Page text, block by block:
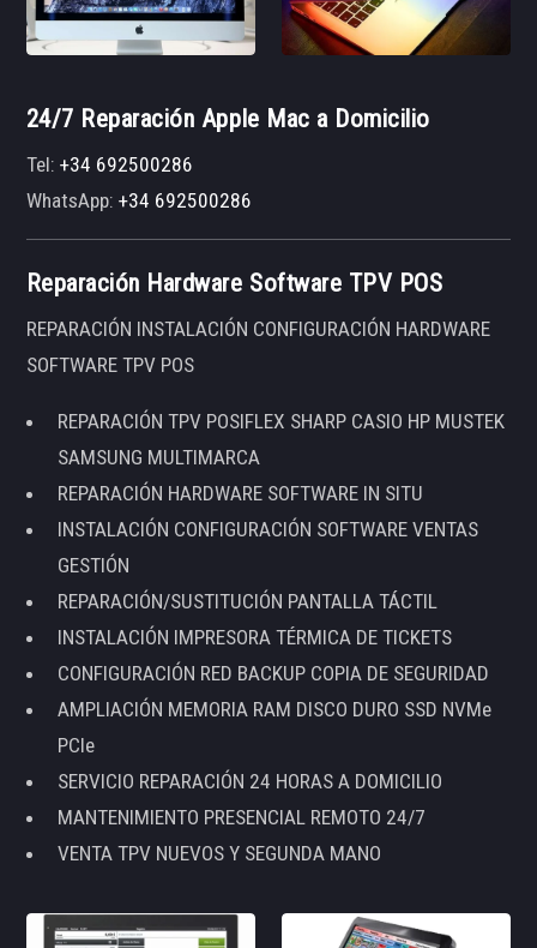
24/7 Reparación Apple Mac a Domicilio
Tel:+34 692500286
WhatsApp:+34 692500286
Reparación Hardware Software TPV POS
REPARACIÓN INSTALACIÓN CONFIGURACIÓN HARDWARE
SOFTWARE TPV POS
REPARACIÓN TPV POSIFLEX SHARP CASIO HP MUSTEK
SAMSUNG MULTIMARCA
REPARACIÓN HARDWARE SOFTWARE IN SITU
INSTALACIÓN CONFIGURACIÓN SOFTWARE VENTAS
GESTIÓN
REPARACIÓN/SUSTITUCIÓN PANTALLA TÁCTIL
INSTALACIÓN IMPRESORA TÉRMICA DE TICKETS
CONFIGURACIÓN RED BACKUP COPIA DE SEGURIDAD
AMPLIACIÓN MEMORIA RAM DISCO DURO SSD NVMe
PCIe
SERVICIO REPARACIÓN 24 HORAS A DOMICILIO
MANTENIMIENTO PRESENCIAL REMOTO 24/7
VENTA TPV NUEVOS Y SEGUNDA MANO